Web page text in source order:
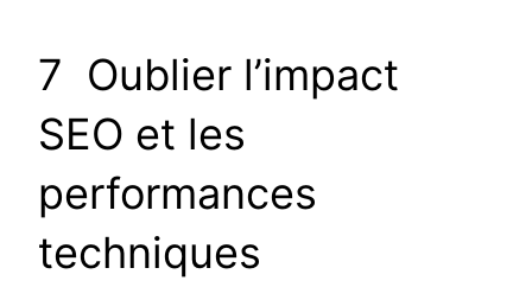
7 Oublier l’impact
SEO et les
performances
techniques